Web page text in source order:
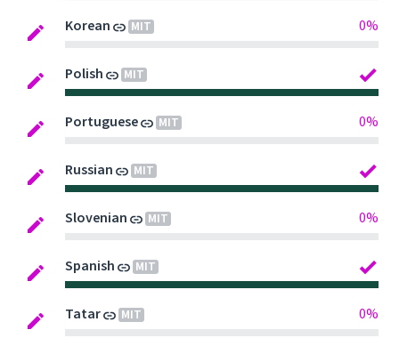
Korean MIT 0%
Polish MIT
Portuguese MIT 0%
Russian MIT
Slovenian MIT 0%
Spanish MIT
Tatar MIT 0%